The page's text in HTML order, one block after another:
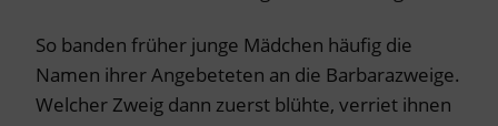
So banden früher junge Mädchen häufig die
Namen ihrer Angebeteten an die Barbarazweige.
Welcher Zweig dann zuerst blühte, verriet ihnen